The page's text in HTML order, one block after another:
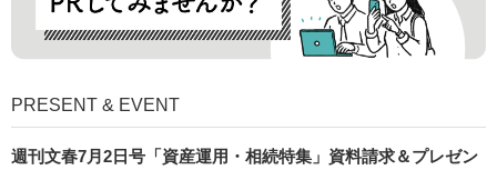
PRESENT & EVENT
週刊文春7月2日号「資産運用・相続特集」資料請求＆プレゼン